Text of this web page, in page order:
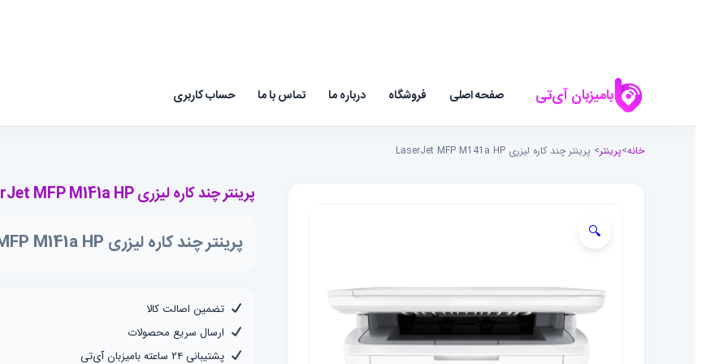
بامیزبان آی‌تی صفحه اصلی فروشگاه درباره ما تماس با ما حساب کاربری
خانه>پرینتر> پرینتر چند کاره لیزری LaserJet MFP M141a HP
پرینتر چند کاره لیزری LaserJet MFP M141a HP
پرینتر چند کاره لیزری LaserJet MFP M141a HP
تضمین اصالت کالا
ارسال سریع محصولات
پشتیبانی ۲۴ ساعته بامیزبان آی‌تی